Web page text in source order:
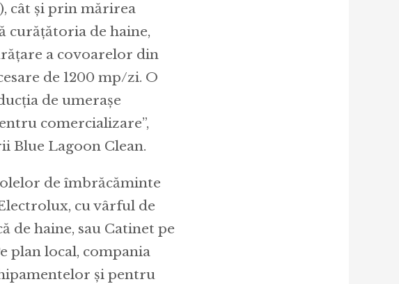
cât și prin mărirea
curățătoria de haine,
a covoarelor din
de 1200 mp/zi. O
de umerașe
comercializare”,
Blue Lagoon Clean.
de îmbrăcăminte
cu vârful de
de haine, sau Catinet pe
plan local, compania
și pentru